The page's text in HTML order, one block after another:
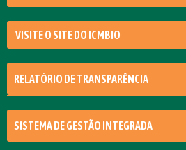
VISITE O SITE DO ICMBIO
RELATÓRIO DE TRANSPARÊNCIA
SISTEMA DE GESTÃO INTEGRADA